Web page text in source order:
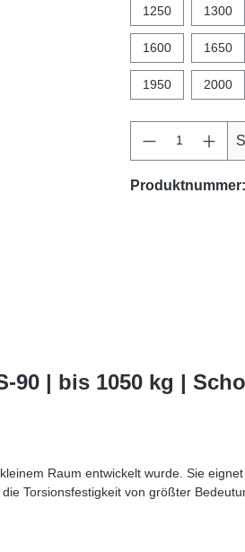
1250 1300
1600 1650
1950 2000
Produktnummer:
| bis 1050 kg |
Raum entwickelt wurde. Sie
Torsionsfestigkeit von größter